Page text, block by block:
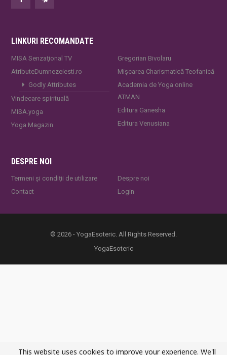
LINKURI RECOMANDATE
MISA Senzaţional TV
AtributeDumnezeiesti.ro
Godly Attributes
Vindecare spirituală
MISA.yoga
Yoga Magazin
Gregorian Bivolaru
Mișcarea Charismatică Teofanică
Academia de Yoga online
ATMAN
Editura Ganesha
Editura Venusiana
DESPRE NOI
Termeni și condiții de utilizare
Contact
Despre noi
Login
© 2026 - YogaEsoteric. All Rights Reserved.
YogaEsoteric
This website uses cookies to improve your experience. We'll